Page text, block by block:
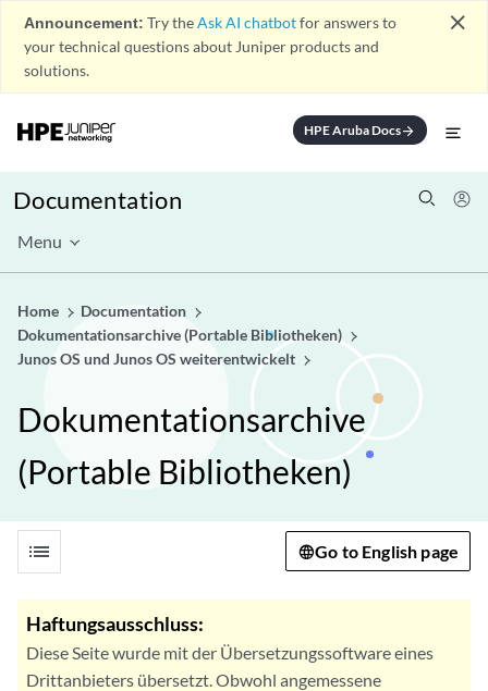
Announcement: Try theAsk AI chatbotfor answers to
your technical questions about Juniper products and
solutions.
close
HPE Aruba Docsarrow_forward
Documentation
Menu
Home
Documentation
Dokumentationsarchive (Portable Bibliotheken)
Junos OS und Junos OS weiterentwickelt
Dokumentationsarchive
(Portable Bibliotheken)
list Go to English page
Haftungsausschluss:
Diese Seite wurde mit der Übersetzungssoftware eines
Drittanbieters übersetzt. Obwohl angemessene